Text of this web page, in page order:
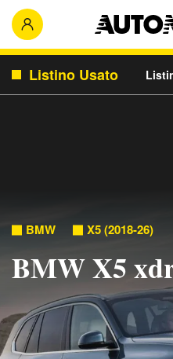
Listino Usato
BMW X5 (2018-26)
BMW X5